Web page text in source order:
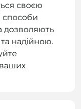
своєю
способи
дозволяють
надійною.